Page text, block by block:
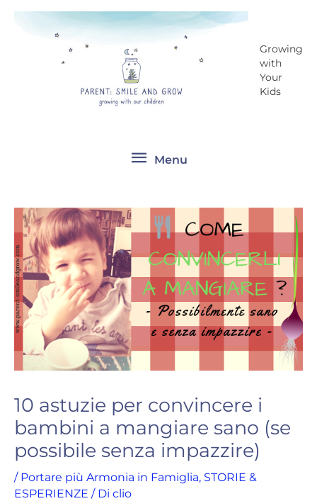
Growing
with
Your
Kids
Menu
Menu
10 astuzie per convincere i
bambini a mangiare sano (se
possibile senza impazzire)
/ Portare più Armonia in Famiglia, STORIE &
ESPERIENZE / Di clio